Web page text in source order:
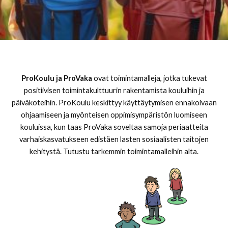
ProKoulu ja ProVaka ovat toimintamalleja, jotka tukevat
positiivisen toimintakulttuurin rakentamista kouluihin ja
päiväkoteihin. ProKoulu keskittyy käyttäytymisen ennakoivaan
ohjaamiseen ja myönteisen oppimisympäristön luomiseen
kouluissa, kun taas ProVaka soveltaa samoja periaatteita
varhaiskasvatukseen edistäen lasten sosiaalisten taitojen
kehitystä. Tutustu tarkemmin toimintamalleihin alta.